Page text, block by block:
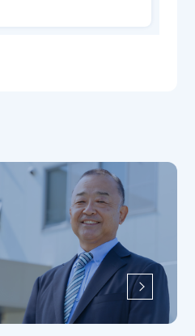
more